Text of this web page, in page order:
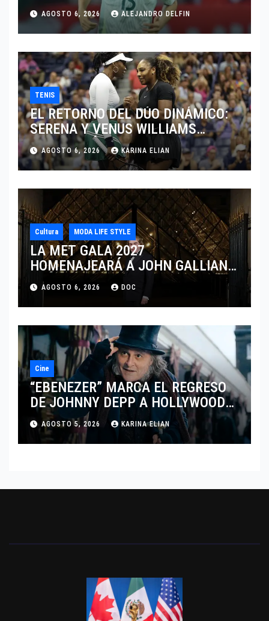
JUGAR EN SU EQUIPO.
AGOSTO 6, 2026 ALEJANDRO DELFIN
TENIS
EL RETORNO DEL DÚO DINÁMICO:
SERENA Y VENUS WILLIAMS
DISPUTARÁN LOS DOBLES EN
CINCINNATI 2026
AGOSTO 6, 2026 KARINA ELIAN
Cultura MODA LIFE STYLE
LA MET GALA 2027
HOMENAJEARÁ A JOHN GALLIANO
MARCANDO EL REGRESO DEL REY
DEL DRAMATISMO
AGOSTO 6, 2026 DOC
Cine
“EBENEZER” MARCA EL REGRESO
DE JOHNNY DEPP A HOLLYWOOD
TRAS SU PASO POR EL CINE
INDEPENDIENTE EUROPEO
AGOSTO 5, 2026 KARINA ELIAN